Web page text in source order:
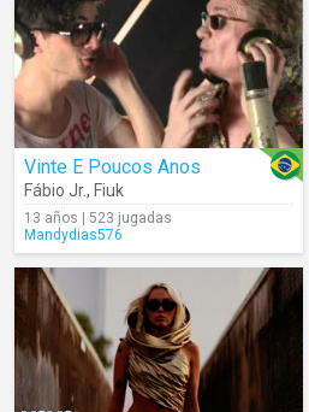
Vinte E Poucos Anos
Fábio Jr., Fiuk
13 años | 523 jugadas
Mandydias576